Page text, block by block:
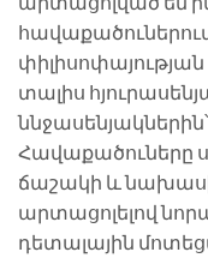
փիլիսոփայության
տալիս
Հավաքածուները
ճաշակի և
արտացոլելով
դետալային